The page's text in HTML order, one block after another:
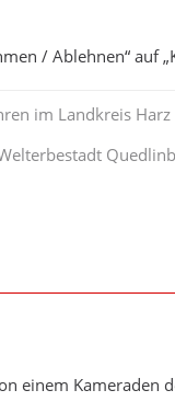
/ Ablehnen“ auf
im Landkreis Harz
einem Kameraden